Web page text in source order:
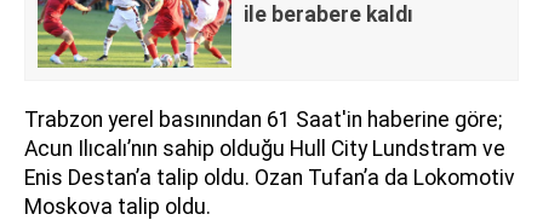
ile berabere kaldı
Trabzon yerel basınından 61 Saat'in haberine göre;
Acun Ilıcalı’nın sahip olduğu Hull City Lundstram ve
Enis Destan’a talip oldu. Ozan Tufan’a da Lokomotiv
Moskova talip oldu.